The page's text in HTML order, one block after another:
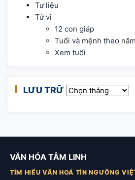
Tư liệu
Tử vi
12 con giáp
Tuổi và mệnh theo
Xem tuổi
LƯU TRỮ Lưu trữ
VĂN HÓA TÂM LINH
TÌM HIỂU VĂN HOÁ TÍN NGƯỠNG